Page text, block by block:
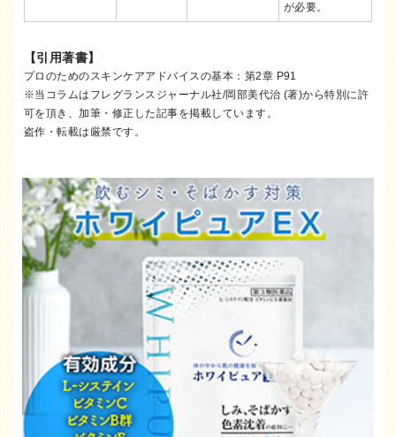
が必要。
【引用著書】
プロのためのスキンケアアドバイスの基本：第2章 P91
※当コラムはフレグランスジャーナル社/岡部美代治 (著)から特別に許
可を頂き、加筆・修正した記事を掲載しています。
盗作・転載は厳禁です。